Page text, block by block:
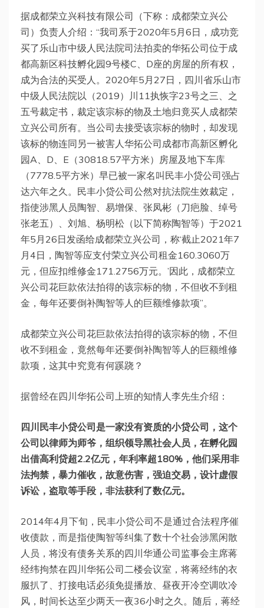
据成都荣立兴科技有限公司（下称：成都荣立兴公
司）负责人介绍：“我司系于2020年5月6日，成功竞
买了乐山市中级人民法院司法拍卖的华拓公司位于成
都高新区科技孵化园9号楼C、D座的房屋的所有权，
成为合法的买受人。2020年5月27日，四川省乐山市
中级人民法院以（2019）川11执恢字23号之三、之
五号裁定书，裁定该宗标的物及土地归竟买人成都荣
立兴公司所有。当公司去接受该宗标的物时，却发现
该标的物连同另一被害人华拓公司成都市高新区孵化
园A、D、E（30818.57平方米）房屋及地下车库
（7778.5平方米）早已被一家名叫民丰小贷公司强占
达六年之久。民丰小贷公司公然对抗法院生效裁定，
指使涉黑人员陶智、易增保、张凤彬（刀疤脸、绰号
张老五）、刘旭、杨明松（以下简称陶智等）于2021
年5月26日发函给成都荣立兴公司，称‘截止2021年7
月4日，陶智等应支付荣立兴公司租金160.3060万
元，但应扣维修金171.2756万元。’因此，成都荣立
兴公司花巨款依法拍得的该宗标的物，不但收不到租
金，每年还要倒补陶智等人的巨额维修款项”。
成都荣立兴公司花巨款依法拍得的该宗标的物，不但
收不到租金，竟然每年还要倒补陶智等人的巨额维修
款项，这其中究竟有何蹊跷？
据曾经在四川华拓公司上班的知情人李先生介绍：
四川民丰小贷公司是一家没有资质的小贷公司，这个
公司以律师为师爷，组织领导黑社会人员，在孵化园
出借高利贷超2.2亿元，年利率超180%，他们采用非
法拘禁，暴力催收，故意伤害，强迫交易，设计虚假
诉讼，盗取等手段，非法获利了数亿元。
2014年4月下旬，民丰小贷公司不是通过合法程序催
收债款，而是指使陶智等纠集了数十个社会涉黑闲散
人员，将没有债务关系的四川华通公司监事会主席蒋
经纬拘禁在四川华拓公司二楼会议室，将蒋经纬的衣
服扒了、打接电话必须免提播放、昼夜开冷空调吹冷
风，时间长达至少两天一夜36小时之久。随后，蒋经